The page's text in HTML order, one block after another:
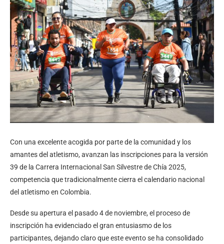
Con una excelente acogida por parte de la comunidad y los
amantes del atletismo, avanzan las inscripciones para la versión
39 de la Carrera Internacional San Silvestre de Chía 2025,
competencia que tradicionalmente cierra el calendario nacional
del atletismo en Colombia.
Desde su apertura el pasado 4 de noviembre, el proceso de
inscripción ha evidenciado el gran entusiasmo de los
participantes, dejando claro que este evento se ha consolidado